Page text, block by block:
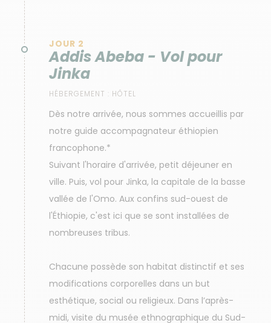
JOUR 2
Addis Abeba - Vol pour
Jinka
HÉBERGEMENT : HÔTEL
Dès notre arrivée, nous sommes accueillis par
notre guide accompagnateur éthiopien
francophone.*
Suivant l'horaire d'arrivée, petit déjeuner en
ville. Puis, vol pour Jinka, la capitale de la basse
vallée de l'Omo. Aux confins sud-ouest de
l'Éthiopie, c'est ici que se sont installées de
nombreuses tribus.
Chacune possède son habitat distinctif et ses
modifications corporelles dans un but
esthétique, social ou religieux. Dans l’après-
midi, visite du musée ethnographique du Sud-